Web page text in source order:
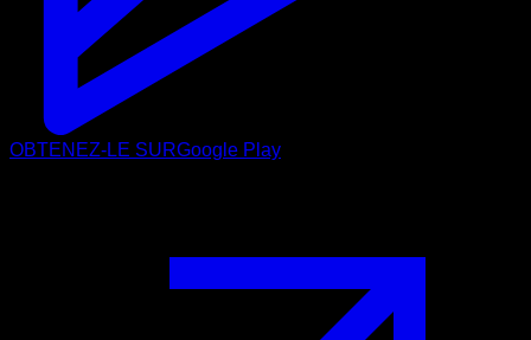
OBTENEZ-LE SURGoogle Play